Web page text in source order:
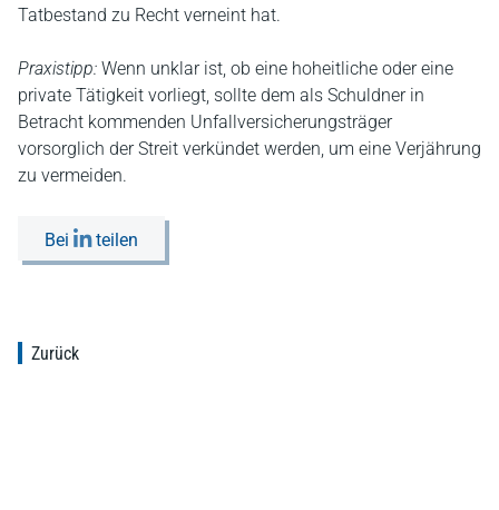
Tatbestand zu Recht verneint hat.
Praxistipp: Wenn unklar ist, ob eine hoheitliche oder eine
private Tätigkeit vorliegt, sollte dem als Schuldner in
Betracht kommenden Unfallversicherungsträger
vorsorglich der Streit verkündet werden, um eine Verjährung
zu vermeiden.
Bei teilen
Zurück